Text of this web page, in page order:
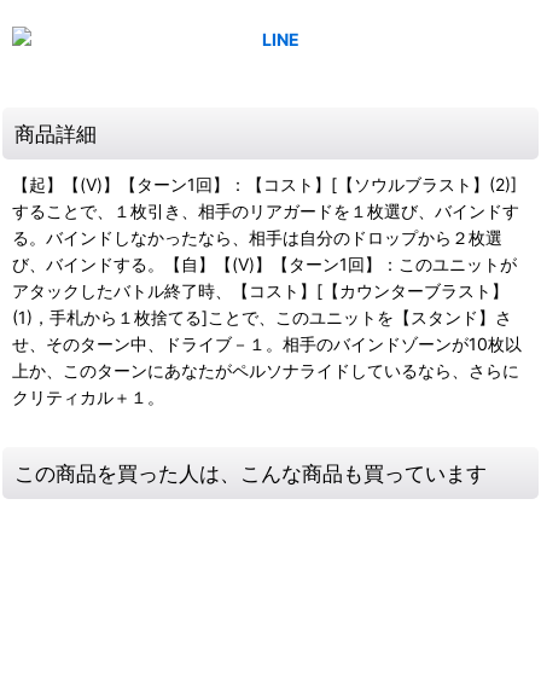
商品詳細
【起】【(V)】【ターン1回】：【コスト】[【ソウルブラスト】(2)]
することで、１枚引き、相手のリアガードを１枚選び、バインドす
る。バインドしなかったなら、相手は自分のドロップから２枚選
び、バインドする。【自】【(V)】【ターン1回】：このユニットが
アタックしたバトル終了時、【コスト】[【カウンターブラスト】
(1)，手札から１枚捨てる]ことで、このユニットを【スタンド】さ
せ、そのターン中、ドライブ－１。相手のバインドゾーンが10枚以
上か、このターンにあなたがペルソナライドしているなら、さらに
クリティカル＋１。
この商品を買った人は、こんな商品も買っています